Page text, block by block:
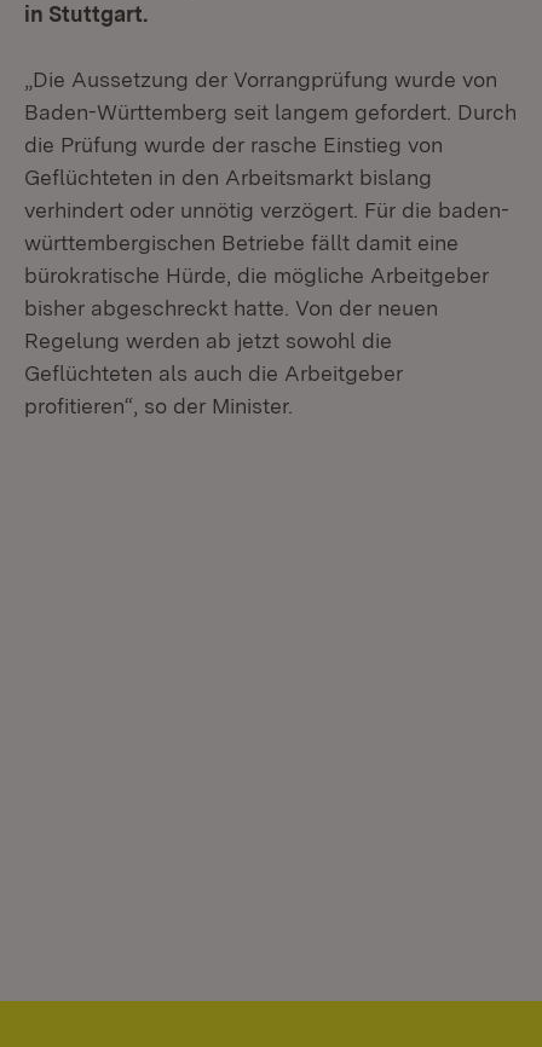
in Stuttgart.
„Die Aussetzung der Vorrangprüfung wurde von
Baden-Württemberg seit langem gefordert. Durch
die Prüfung wurde der rasche Einstieg von
Geflüchteten in den Arbeitsmarkt bislang
verhindert oder unnötig verzögert. Für die baden-
württembergischen Betriebe fällt damit eine
bürokratische Hürde, die mögliche Arbeitgeber
bisher abgeschreckt hatte. Von der neuen
Regelung werden ab jetzt sowohl die
Geflüchteten als auch die Arbeitgeber
profitieren“, so der Minister.